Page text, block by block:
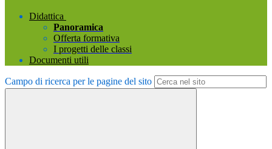
Didattica
Panoramica
Offerta formativa
I progetti delle classi
Documenti utili
Campo di ricerca per le pagine del sito